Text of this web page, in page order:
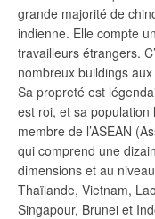
grande majorité de
indienne. Elle compte
travailleurs étrangers.
nombreux buildings
Sa propreté est
est roi, et sa
membre de l’ASEAN
qui comprend une
dimensions et au
Thaïlande, Vietnam,
Singapour, Brunei et